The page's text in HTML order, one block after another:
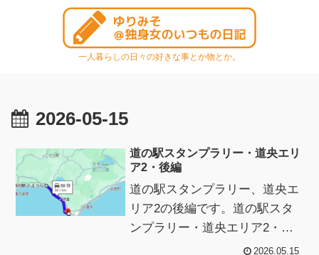
一人暮らしの日々の好きな事とか物とか。
2026-05-15
道の駅スタンプラリー・道央エリ
ア2・後編
道の駅スタンプラリー、道央エ
リア2の後編です。道の駅スタ
ンプラリー・道央エリア2・後
編結局、来た道を少し戻る事に
2026.05.15